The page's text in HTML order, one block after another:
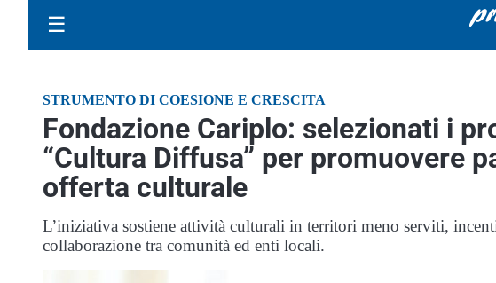
☰
STRUMENTO DI COESIONE E CRESCITA
Fondazione Cariplo: selezionati i
“Cultura Diffusa” per promuovere
offerta culturale
L’iniziativa sostiene attività culturali in territori meno serviti,
collaborazione tra comunità ed enti locali.